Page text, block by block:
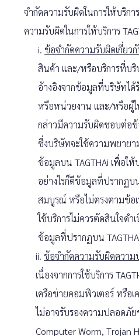
จำกัดความรับผิดในการให้บริก
ความรับผิดในการให้บริการ
i. ข้อจำกัดความรับผิดเกี่ยว
สินค้า และ/หรือบริการที่บริ
อ้างอิงจากข้อมูลที่บริษัทไ
หรือหน่วยงาน และ/หรือผู้
กล่าวมีความรับผิดชอบต่อ
ซึ่งบริษัทจะใช้ความพยาย
ข้อมูลบน TAGTHAi เพื่อใ
อย่างไรก็ดีข้อมูลที่ปรากฏบ
สมบูรณ์ หรือไม่ตรงตามข้อ
ใช้บริการไม่ควรตัดสินใจด
ข้อมูลที่ปรากฏบน
ii. ข้อจำกัดความรับผิดความ
เนื่องจากการใช้บริการ
เครือข่ายคอมพิวเตอร์ หรือ
ไม่อาจรับรองความปลอดภัย
Computer Worm, Trojan